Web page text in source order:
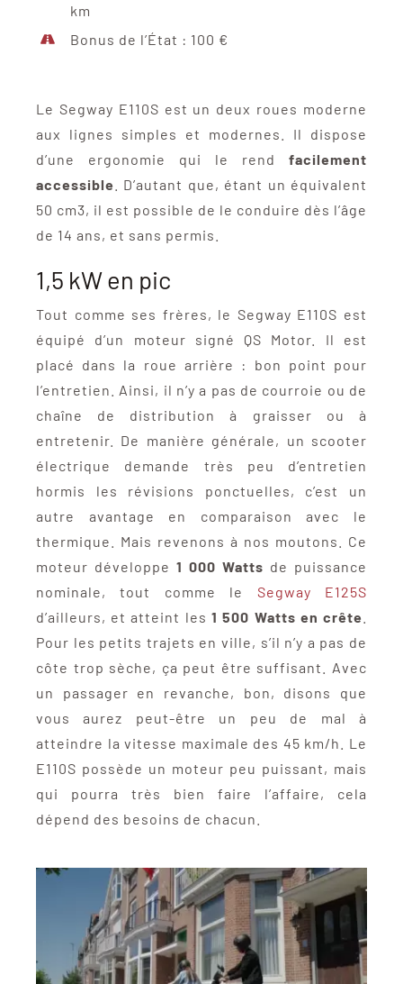
km
Bonus de l’État : 100 €
Le Segway E110S est un deux roues moderne
aux lignes simples et modernes. Il dispose
d’une ergonomie qui le rendfacilement
accessible
. D’autant que, étant un équivalent
50 cm3, il est possible de le conduire dès l’âge
de 14 ans, et sans permis.
1,5 kW en pic
Tout comme ses frères, le Segway E110S est
équipé d’un moteur signé QS Motor. Il est
placé dans la roue arrière : bon point pour
l’entretien. Ainsi, il n’y a pas de courroie ou de
chaîne de distribution à graisser ou à
entretenir. De manière générale, un scooter
électrique demande très peu d’entretien
hormis les révisions ponctuelles, c’est un
autre avantage en comparaison avec le
thermique. Mais revenons à nos moutons. Ce
moteur développe 1 000 Watts de puissance
nominale, tout comme le Segway E125S
d’ailleurs, et atteint les 1 500 Watts en crête
Pour les petits trajets en ville, s’il n’y a pas de
côte trop sèche, ça peut être suffisant. Avec
un passager en revanche, bon, disons que
vous aurez peut-être un peu de mal à
atteindre la vitesse maximale des 45 km/h. Le
E110S possède un moteur peu puissant, mais
qui pourra très bien faire l’affaire, cela
dépend des besoins de chacun.